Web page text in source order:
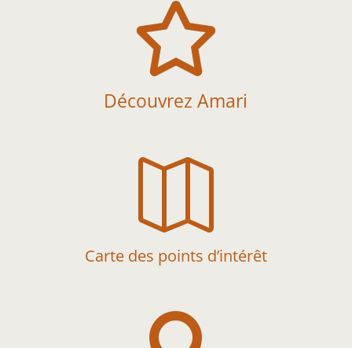

Découvrez Amari

Carte des points d’intérêt